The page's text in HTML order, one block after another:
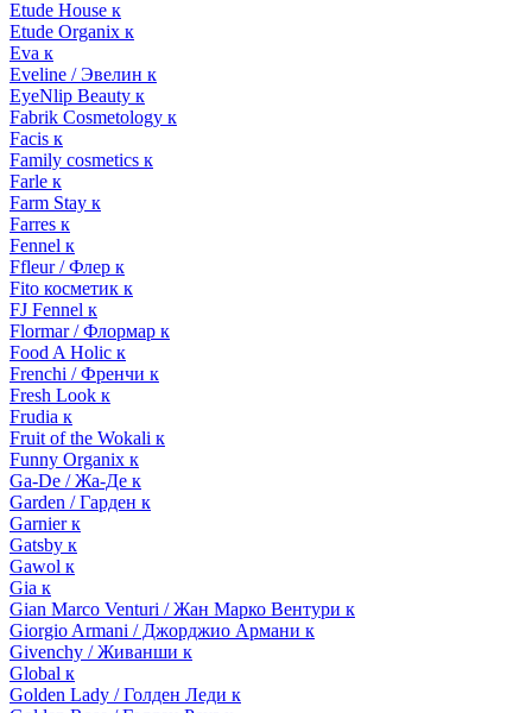
Etude House к
Etude Organix к
Eva к
Eveline / Эвелин к
EyeNlip Beauty к
Fabrik Cosmetology к
Facis к
Family cosmetics к
Farle к
Farm Stay к
Farres к
Fennel к
Ffleur / Флер к
Fito косметик к
FJ Fennel к
Flormar / Флормар к
Food A Holic к
Frenchi / Френчи к
Fresh Look к
Frudia к
Fruit of the Wokali к
Funny Organix к
Ga-De / Жа-Де к
Garden / Гарден к
Garnier к
Gatsby к
Gawol к
Gia к
Gian Marco Venturi / Жан Марко Вентури к
Giorgio Armani / Джорджио Армани к
Givenchy / Живанши к
Global к
Golden Lady / Голден Леди к